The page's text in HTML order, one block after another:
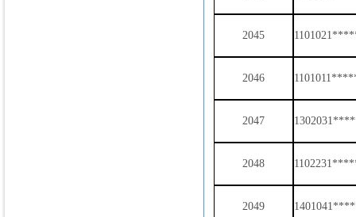
2045
2046
2047
2048
2049